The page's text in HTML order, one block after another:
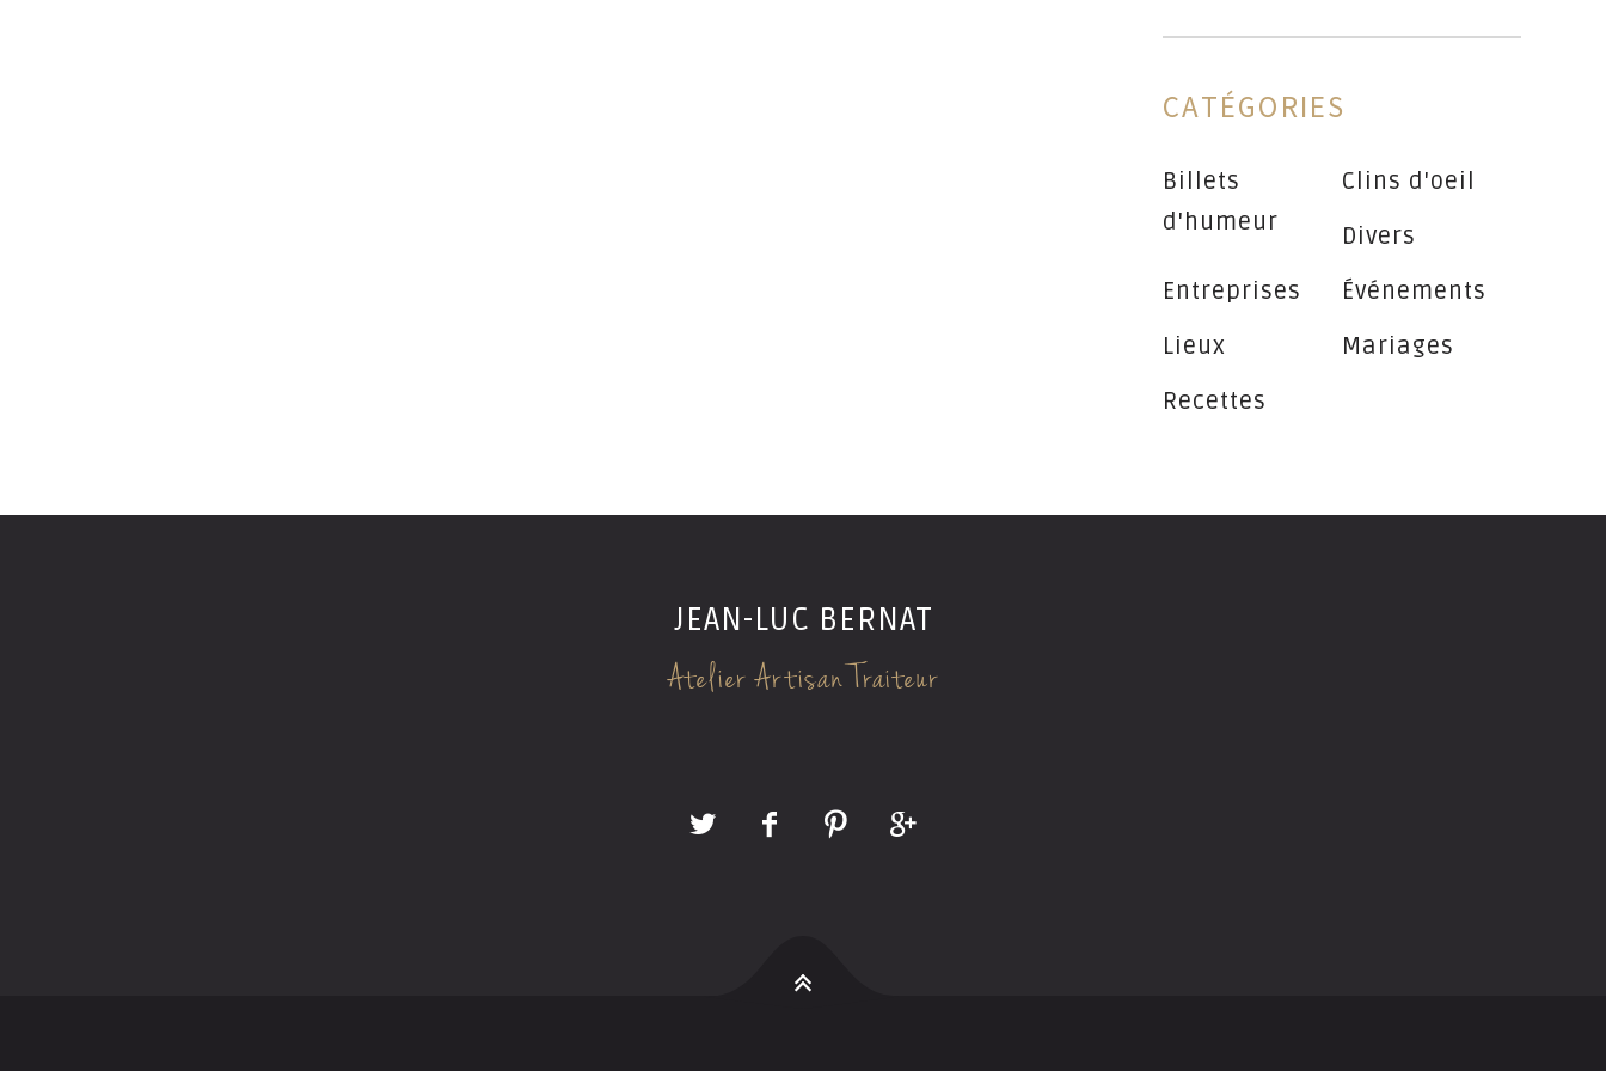
CATÉGORIES
Billets
d'humeur
Clins d'oeil
Divers
Entreprises
Événements
Lieux
Mariages
Recettes
JEAN-LUC BERNAT
Atelier Artisan Traiteur